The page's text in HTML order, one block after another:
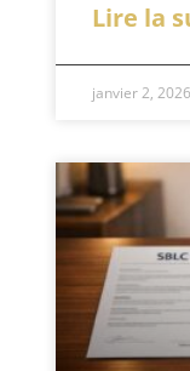
Lire la
janvier 2, 2026